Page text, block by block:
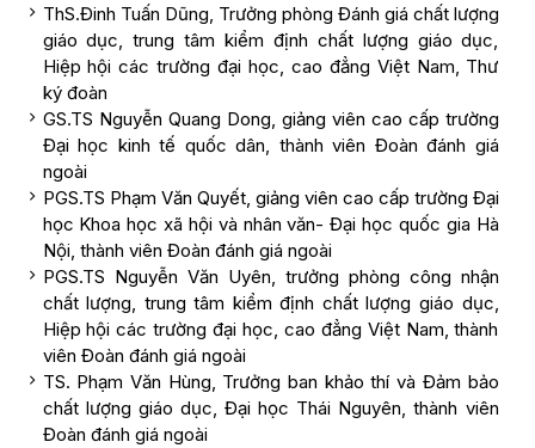
ThS.Đinh Tuấn Dũng, Trưởng phòng Đánh giá chất lượng
giáo dục, trung tâm kiểm định chất lượng giáo dục,
Hiệp hội các trường đại học, cao đẳng Việt Nam, Thư
ký đoàn
GS.TS Nguyễn Quang Dong, giảng viên cao cấp trường
Đại học kinh tế quốc dân, thành viên Đoàn đánh giá
ngoài
PGS.TS Phạm Văn Quyết, giảng viên cao cấp trường Đại
học Khoa học xã hội và nhân văn- Đại học quốc gia Hà
Nội, thành viên Đoàn đánh giá ngoài
PGS.TS Nguyễn Văn Uyên, trưởng phòng công nhận
chất lượng, trung tâm kiểm định chất lượng giáo dục,
Hiệp hội các trường đại học, cao đẳng Việt Nam, thành
viên Đoàn đánh giá ngoài
TS. Phạm Văn Hùng, Trưởng ban khảo thí và Đảm bảo
chất lượng giáo dục, Đại học Thái Nguyên, thành viên
Đoàn đánh giá ngoài